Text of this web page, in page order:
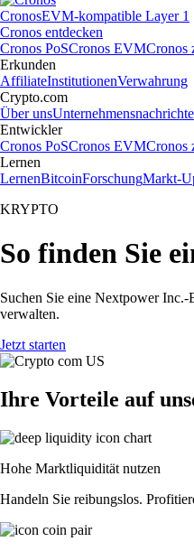
CronosEVM-kompatible Layer 1
Cronos entdecken
Cronos PoSCronos EVMCronos
Erkunden
AffiliateInstitutionenVerwahrung
Crypto.com
Über uns
Entwickler
Cronos PoSCronos EVMCronos
Lernen
LernenBitcoinForschungMarkt-
KRYPTO
So finden Sie
Suchen Sie eine Nextpower
verwalten.
Jetzt starten
Ihre Vorteile auf
Hohe Marktliquidität nutzen
Handeln Sie reibungslos.